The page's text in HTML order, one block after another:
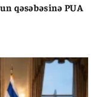
qəsəbəsinə PUA